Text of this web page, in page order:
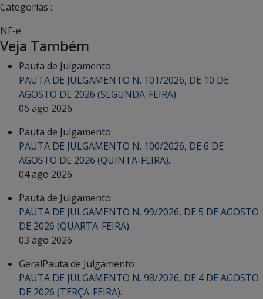
Categorias :
NF-e
Veja Também
Pauta de Julgamento
PAUTA DE JULGAMENTO N. 101/2026, DE 10 DE
AGOSTO DE 2026 (SEGUNDA-FEIRA).
06 ago 2026
Pauta de Julgamento
PAUTA DE JULGAMENTO N. 100/2026, DE 6 DE
AGOSTO DE 2026 (QUINTA-FEIRA).
04 ago 2026
Pauta de Julgamento
PAUTA DE JULGAMENTO N. 99/2026, DE 5 DE AGOSTO
DE 2026 (QUARTA-FEIRA).
03 ago 2026
GeralPauta de Julgamento
PAUTA DE JULGAMENTO N. 98/2026, DE 4 DE AGOSTO
DE 2026 (TERÇA-FEIRA).